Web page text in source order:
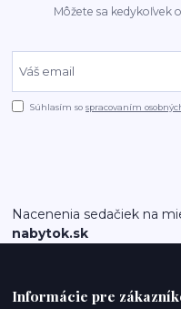
Môžete sa kedykoľvek
Súhlasím sospracovaním
Nacenenia sedačiek na
nabytok.sk
Informácie pre